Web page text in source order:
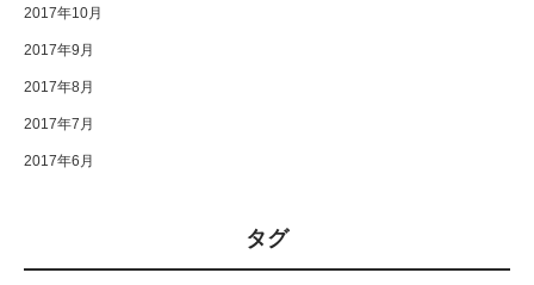
2017年10月
2017年9月
2017年8月
2017年7月
2017年6月
タグ